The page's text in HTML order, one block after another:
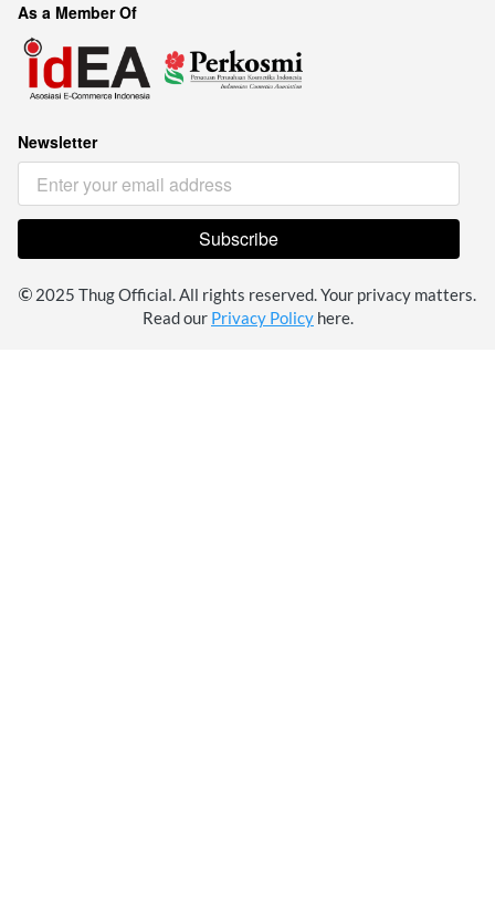
As a Member Of
Newsletter
`
Subscribe
2025 Thug Official. All rights reserved. Your privacy matters.
Read our Privacy Policy here.